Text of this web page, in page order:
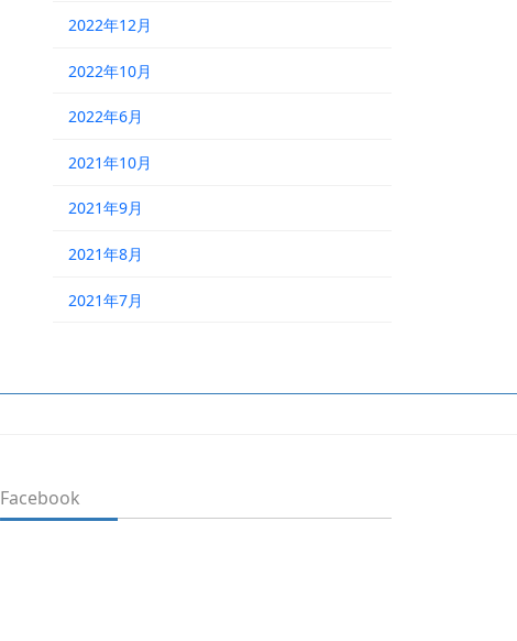
2022年12月
2022年10月
2022年6月
2021年10月
2021年9月
2021年8月
2021年7月
Facebook